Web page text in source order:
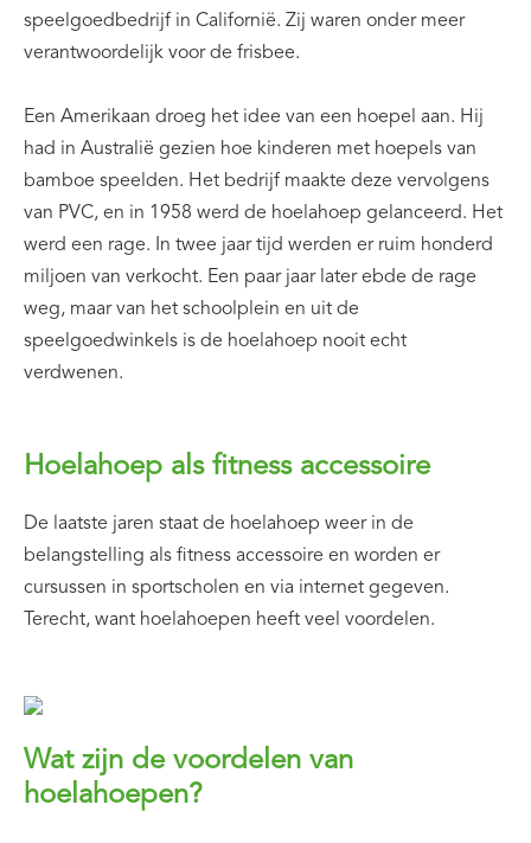
speelgoedbedrijf in Californië. Zij waren onder meer
verantwoordelijk voor de frisbee.
Een Amerikaan droeg het idee van een hoepel aan. Hij
had in Australië gezien hoe kinderen met hoepels van
bamboe speelden. Het bedrijf maakte deze vervolgens
van PVC, en in 1958 werd de hoelahoep gelanceerd. Het
werd een rage. In twee jaar tijd werden er ruim honderd
miljoen van verkocht. Een paar jaar later ebde de rage
weg, maar van het schoolplein en uit de
speelgoedwinkels is de hoelahoep nooit echt
verdwenen.
Hoelahoep als fitness accessoire
De laatste jaren staat de hoelahoep weer in de
belangstelling als fitness accessoire en worden er
cursussen in sportscholen en via internet gegeven.
Terecht, want hoelahoepen heeft veel voordelen.
Wat zijn de voordelen van
hoelahoepen?